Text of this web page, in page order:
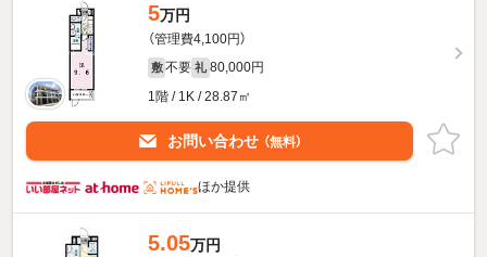
5万円
（管理費4,100円）
敷 不要 礼 80,000円
1階 / 1K / 28.87㎡
お問い合わせ （無料）
ほか提供
5.05万円